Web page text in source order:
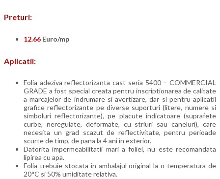
Preturi:
12.66 Euro/mp
Aplicatii:
Folia adeziva reflectorizanta cast seria 5400 – COMMERCIAL
GRADE a fost special creata pentru inscriptionarea de calitate
a marcajelor de indrumare si avertizare, dar si pentru aplicatii
grafice reflectorizante pe diverse suporturi (litere, numere si
simboluri reflectorizante), pe placute indicatoare (suprafete
curbe, neregulate, deformate, cu striuri sau caneluri), care
necesita un grad scazut de reflectivitate, pentru perioade
scurte de timp, de pana la 4 ani in exterior.
Datorita impermeabilitatii mari a foliei, nu este recomandata
lipirea cu apa.
Folia trebuie stocata in ambalajul original la o temperatura de
20°C si 50% umiditate relativa.